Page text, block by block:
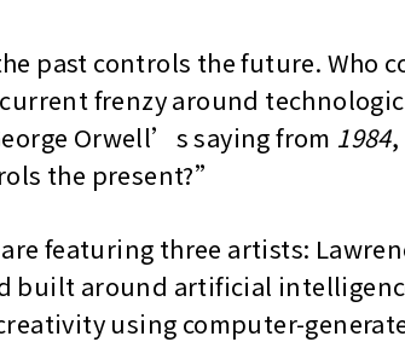
past controls the future. Who
frenzy around
Orwell’s saying from 1984
the present?”
featuring three artists:
built around artificial
using computer-